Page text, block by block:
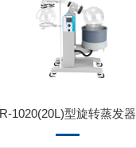
R-1020(20L)型旋转蒸发器